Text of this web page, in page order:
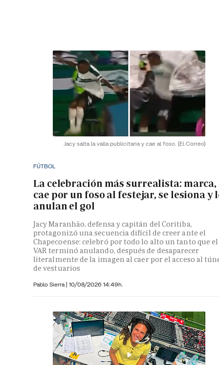
Jacy salta la valla publicitaria y cae al foso. (El Correo)
FÚTBOL
La celebración más surrealista: marca,
cae por un foso al festejar, se lesiona y
anulan el gol
Jacy Maranhão, defensa y capitán del Coritiba,
protagonizó una secuencia difícil de creer ante el
Chapecoense: celebró por todo lo alto un tanto que el
VAR terminó anulando, después de desaparecer
literalmente de la imagen al caer por el acceso al
de vestuarios
Pablo Sierra | 10/08/2026 14:49h.